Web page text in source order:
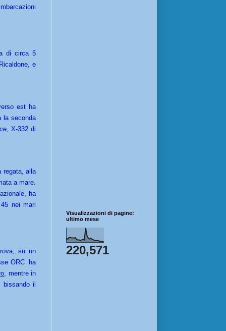
di circa 5
e
est ha
la seconda
, X-332 di
regata, alla
a mare.
ha
nei mari
su un
ORC ha
, mentre in
il
Visualizzazioni di pagine:
ultimo mese
220,571